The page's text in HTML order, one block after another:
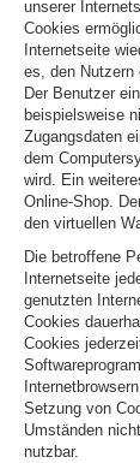
unserer
Cookies
Internetseite
es, den Nutzern
Der Benutzer
beispielsweise
Zugangsdaten
dem
wird. Ein
Online-Shop.
den virtuellen
Die betroffene
Internetseite
genutzten
Cookies
Cookies
Setzung von
Umständen
nutzbar.